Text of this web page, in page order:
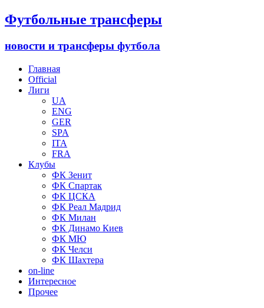
Футбольные трансферы
новости и трансферы футбола
Главная
Official
Лиги
UA
ENG
GER
SPA
ITA
FRA
Клубы
ФК Зенит
ФК Спартак
ФК ЦСКА
ФК Реал Мадрид
ФК Милан
ФК Динамо Киев
ФК МЮ
ФК Челси
ФК Шахтера
on-line
Интересное
Прочее